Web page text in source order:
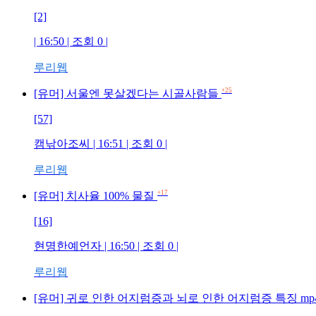
[2]
| 16:50 | 조회 0 |
루리웹
[유머] 서울엔 못살겠다는 시골사람들 +25
[57]
캠낚아조씨 | 16:51 | 조회 0 |
루리웹
[유머] 치사율 100% 물질 +17
[16]
현명한예언자 | 16:50 | 조회 0 |
루리웹
[유머] 귀로 인한 어지럼증과 뇌로 인한 어지럼증 특징